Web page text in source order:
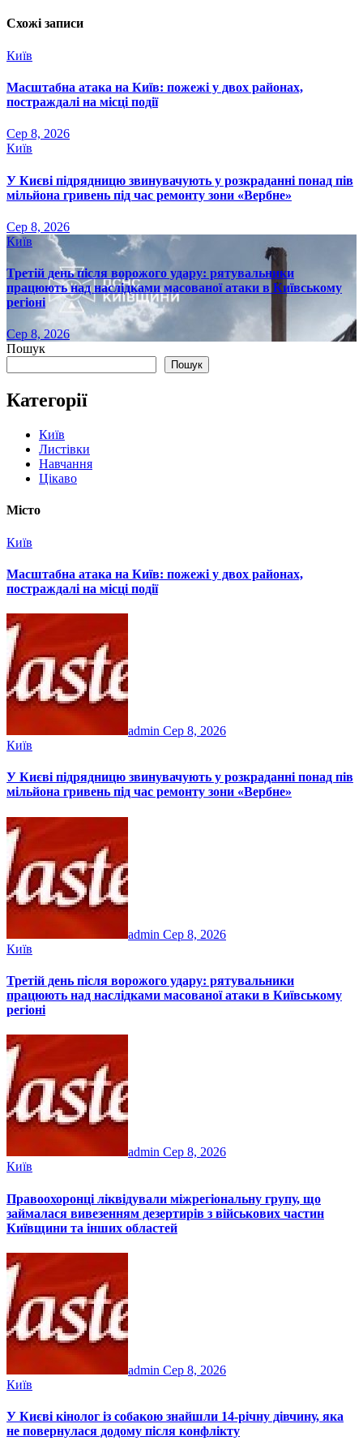
Схожі записи
Київ
Масштабна атака на Київ: пожежі у двох районах,
постраждалі на місці події
Сер 8, 2026
Київ
У Києві підрядницю звинувачують у розкраданні понад пів
мільйона гривень під час ремонту зони «Вербне»
Сер 8, 2026
Київ
Третій день після ворожого удару: рятувальники
працюють над наслідками масованої атаки в Київському
регіоні
Сер 8, 2026
Пошук
Пошук
Категорії
Київ
Листівки
Навчання
Цікаво
Місто
Київ
Масштабна атака на Київ: пожежі у двох районах,
постраждалі на місці події
admin Сер 8, 2026
Київ
У Києві підрядницю звинувачують у розкраданні понад пів
мільйона гривень під час ремонту зони «Вербне»
admin Сер 8, 2026
Київ
Третій день після ворожого удару: рятувальники
працюють над наслідками масованої атаки в Київському
регіоні
admin Сер 8, 2026
Київ
Правоохоронці ліквідували міжрегіональну групу, що
займалася вивезенням дезертирів з військових частин
Київщини та інших областей
admin Сер 8, 2026
Київ
У Києві кінолог із собакою знайшли 14-річну дівчину, яка
не повернулася додому після конфлікту